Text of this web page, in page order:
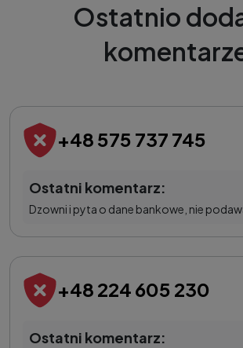
Ostatnio
+48 575 737 745
Ostatni komentarz:
Dzowni i pyta o dane bankowe, nie
+48 224 605 230
Ostatni komentarz: